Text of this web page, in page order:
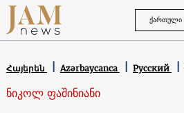
ᲥᲐᲠᲗᲣᲚᲘ
Հայերեն Azərbaycanca Русский
ნიკოლ ფაშინიანი